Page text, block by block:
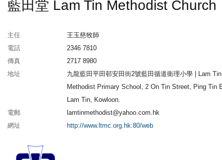
藍田堂 Lam Tin Methodist Church
主任
王玉慈牧師
電話
2346 7810
傳真
2717 8980
地址
九龍藍田平田邨安田街2號藍田循道衛理小學 | Lam Tin
Methodist Primary School, 2 On Tin Street, Ping Tin
Lam Tin, Kowloon.
電郵
lamtinmethodist@yahoo.com.hk
網址
http://www.ltmc.org.hk:80/web